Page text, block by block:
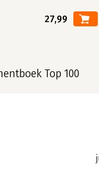
27,99
Top 100